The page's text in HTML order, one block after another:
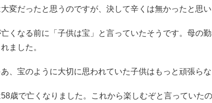
変だったと思うのですが、決して辛くは無かったと思い
くなる前に「子供は宝」と言っていたそうです。母の
ました。
あ、宝のように大切に思われていた子供はもっと頑張らな
歳で亡くなりました。これから楽しむぞと言っていた